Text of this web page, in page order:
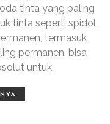
tinta yang paling
tinta seperti spidol
termasuk
permanen, bisa
untuk